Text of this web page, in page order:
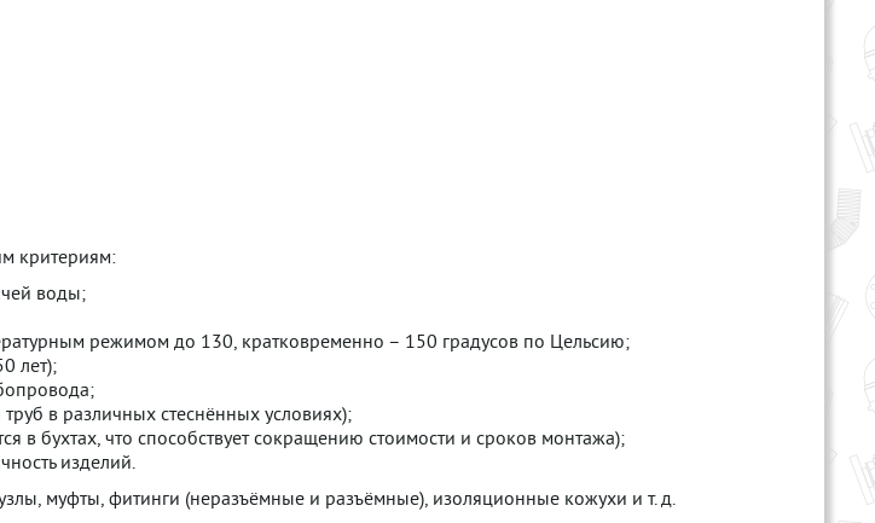
критериям:
воды;
режимом до 130, кратковременно – 150 градусов по Цельсию;
лет);
в различных стеснённых условиях);
в бухтах, что способствует сокращению стоимости и сроков монтажа);
изделий.
муфты, фитинги (неразъёмные и разъёмные), изоляционные кожухи и т. д.